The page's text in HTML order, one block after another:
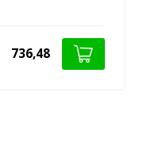
736,48